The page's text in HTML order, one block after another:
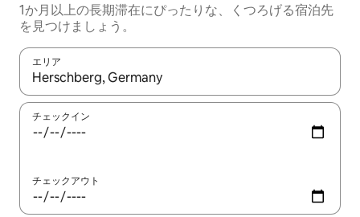
1か月以上の長期滞在にぴったりな、くつろげる宿泊先
を見つけましょう。
エリア
検索結果が表示されたら、上下の矢印キーを使って移動するか
チェックイン
チェックアウト